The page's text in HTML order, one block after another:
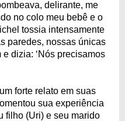
delirante, me
no colo meu bebê e o
tossia intensamente
paredes, nossas únicas
dizia: ‘Nós precisamos
forte relato em suas
sua experiência
filho (Uri) e seu marido